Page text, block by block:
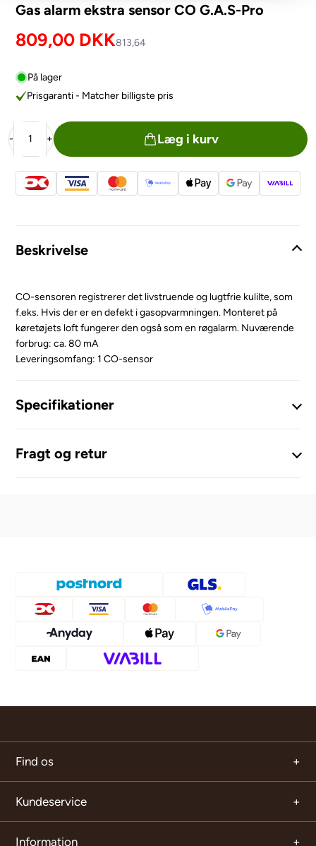
Gas alarm ekstra sensor CO G.A.S-Pro
809,00 DKK813,64
På lager
Prisgaranti - Matcher billigste pris
- + Læg i kurv
Beskrivelse
CO-sensoren registrerer det livstruende og lugtfrie kulilte, som
f.eks. Hvis der er en defekt i gasopvarmningen. Monteret på
køretøjets loft fungerer den også som en røgalarm. Nuværende
forbrug: ca. 80 mA
Leveringsomfang: 1 CO-sensor
Specifikationer
Fragt og retur
Find os
Kundeservice
Information